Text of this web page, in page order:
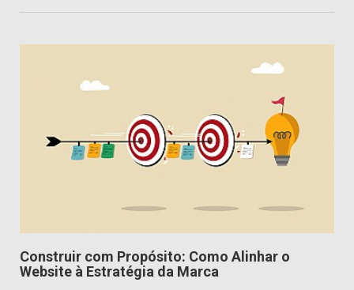
Construir com Propósito: Como Alinhar o
Website à Estratégia da Marca